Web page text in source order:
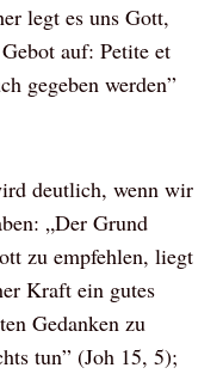
legt es uns Gott,
auf: Petite et
gegeben werden”
deutlich, wenn wir
„Der Grund
zu empfehlen, liegt
Kraft ein gutes
Gedanken zu
tun” (Joh 15, 5);